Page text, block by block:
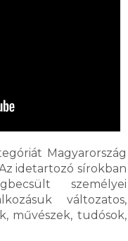
Magyarország
idetartozó sírokban
személyei
változatos,
művészek, tudósok,